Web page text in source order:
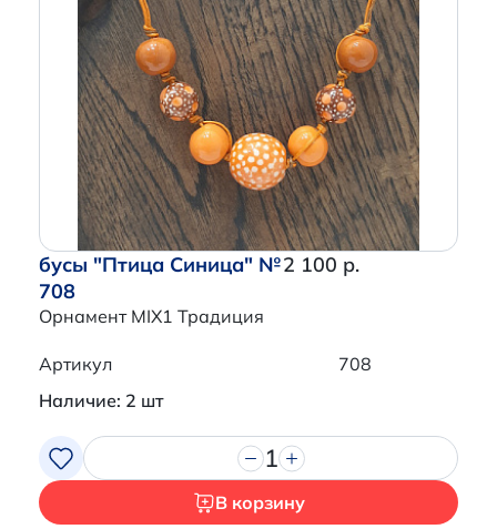
бусы "Птица Синица" №
708
Орнамент MIX1 Традиция
2 100 р.
Артикул
708
Наличие: 2 шт
1
В корзину